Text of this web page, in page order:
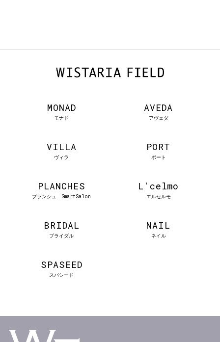
MONAD
モナド
AVEDA
アヴェダ
VILLA
ヴィラ
PORT
ポート
PLANCHES
プランシュ SmartSalon
L'celmo
エルセルモ
BRIDAL
ブライダル
NAIL
ネイル
SPASEED
スパシード